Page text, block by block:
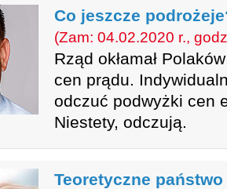
Co jeszcze
(Zam: 04.02.2020 r.,
Rząd okłamał
cen prądu.
odczuć podwyżki cen
Niestety, odczują.
Teoretyczne